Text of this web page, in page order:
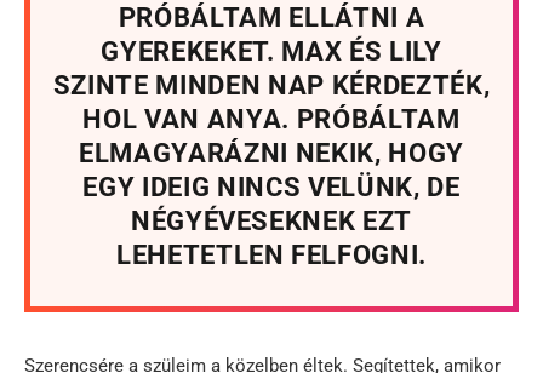
PRÓBÁLTAM ELLÁTNI A
GYEREKEKET. MAX ÉS LILY
SZINTE MINDEN NAP KÉRDEZTÉK,
HOL VAN ANYA. PRÓBÁLTAM
ELMAGYARÁZNI NEKIK, HOGY
EGY IDEIG NINCS VELÜNK, DE
NÉGYÉVESEKNEK EZT
LEHETETLEN FELFOGNI.
Szerencsére a szüleim a közelben éltek. Segítettek, amikor